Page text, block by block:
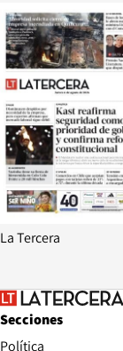
La Tercera
Secciones
Política